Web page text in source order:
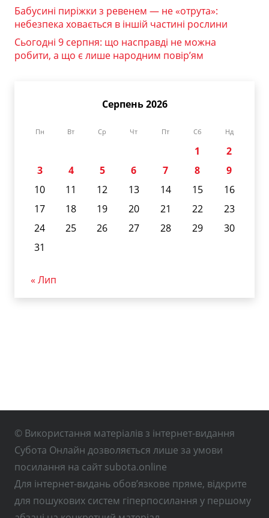
Бабусині пиріжки з ревенем — не «отрута»:
небезпека ховається в іншій частині рослини
Сьогодні 9 серпня: що насправді не можна
робити, а що є лише народним повір’ям
Серпень 2026
Пн Вт Ср Чт Пт Сб Нд
1
2
3
4 5 6 7 8
9
10
11 12 13 14 15
16
17
18 19 20 21 22
23
24
25 26 27 28 29
30
31
« Лип
© Використання матеріалів з інтернет-видання
Субота Онлайн дозволяється лише за умови
посилання на сайт subota.online
Для інтернет-видань обов’язкове пряме, відкрите
для пошукових систем гіперпосилання у першому